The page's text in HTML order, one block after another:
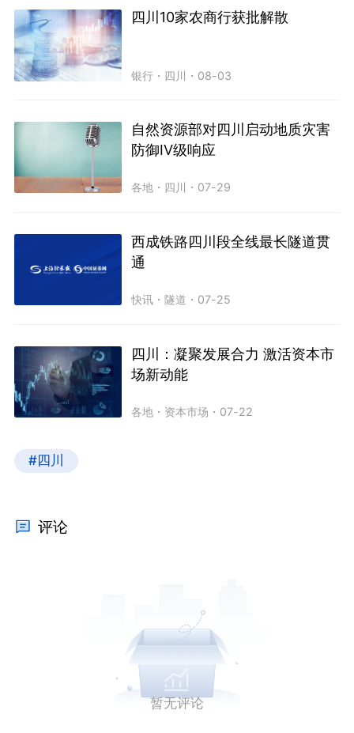
四川10家农商行获批解散
银行 ・ 四川 ・ 08-03
自然资源部对四川启动地质灾害
防御IV级响应
各地 ・ 四川 ・ 07-29
西成铁路四川段全线最长隧道贯
通
快讯 ・隧道 ・ 07-25
四川：凝聚发展合力 激活资本市
场新动能
各地 ・ 资本市场 ・ 07-22
#四川
评论
暂无评论